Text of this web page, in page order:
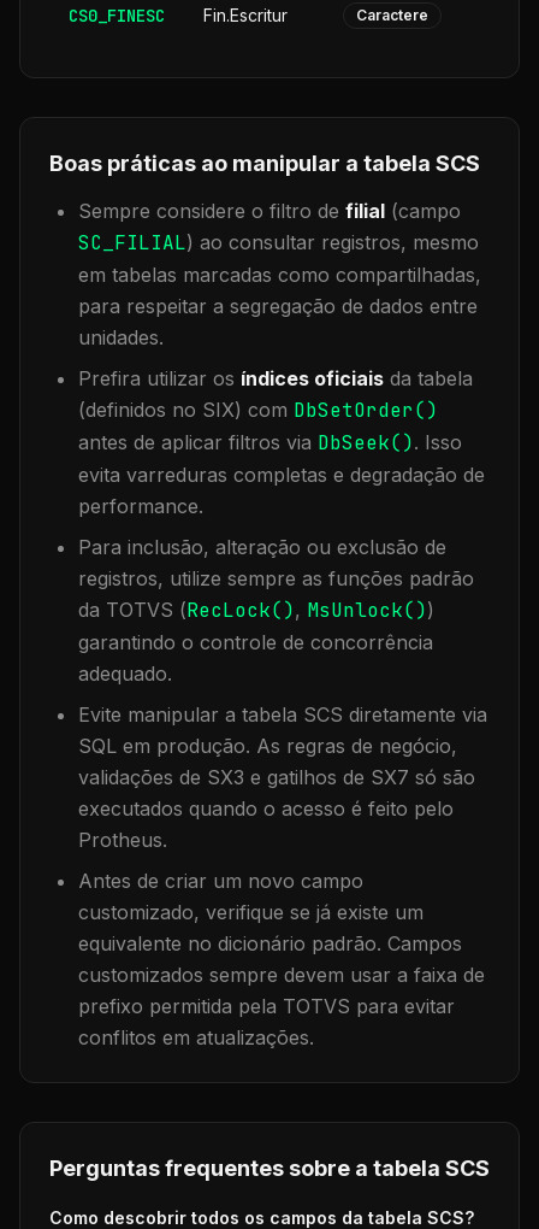
CS0_FINESC Fin.Escritur Caractere
Boas práticas ao manipular a tabela SCS
Sempre considere o filtro de filial (campo
SC_FILIAL) ao consultar registros, mesmo
em tabelas marcadas como compartilhadas,
para respeitar a segregação de dados entre
unidades.
Prefira utilizar os índices oficiais da tabela
(definidos no SIX) com DbSetOrder()
antes de aplicar filtros via DbSeek(). Isso
evita varreduras completas e degradação de
performance.
Para inclusão, alteração ou exclusão de
registros, utilize sempre as funções padrão
da TOTVS (RecLock(), MsUnlock())
garantindo o controle de concorrência
adequado.
Evite manipular a tabela SCS diretamente via
SQL em produção. As regras de negócio,
validações de SX3 e gatilhos de SX7 só são
executados quando o acesso é feito pelo
Protheus.
Antes de criar um novo campo
customizado, verifique se já existe um
equivalente no dicionário padrão. Campos
customizados sempre devem usar a faixa de
prefixo permitida pela TOTVS para evitar
conflitos em atualizações.
Perguntas frequentes sobre a tabela SCS
Como descobrir todos os campos da tabela SCS?